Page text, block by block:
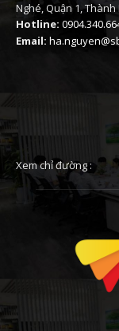
Nghé, Quận 1, Thành
Hotline:
Email:
Xem chỉ đường :